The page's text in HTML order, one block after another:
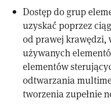
Dostęp do grup
uzyskać poprzez
od prawej krawędzi,
używanych
elementów
odtwarzania
tworzenia zupełnie